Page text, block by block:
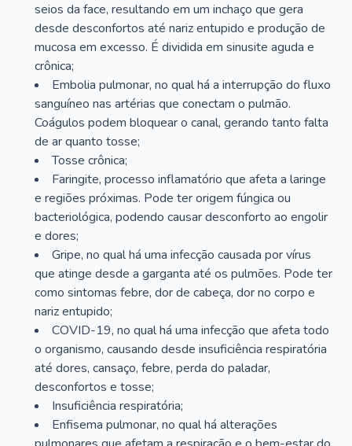
seios da face, resultando em um inchaço que gera
desde desconfortos até nariz entupido e produção de
mucosa em excesso. É dividida em sinusite aguda e
crônica;
Embolia pulmonar, no qual há a interrupção do fluxo
sanguíneo nas artérias que conectam o pulmão.
Coágulos podem bloquear o canal, gerando tanto falta
de ar quanto tosse;
Tosse crônica;
Faringite, processo inflamatório que afeta a laringe
e regiões próximas. Pode ter origem fúngica ou
bacteriológica, podendo causar desconforto ao engolir
e dores;
Gripe, no qual há uma infecção causada por vírus
que atinge desde a garganta até os pulmões. Pode ter
como sintomas febre, dor de cabeça, dor no corpo e
nariz entupido;
COVID-19, no qual há uma infecção que afeta todo
o organismo, causando desde insuficiência respiratória
até dores, cansaço, febre, perda do paladar,
desconfortos e tosse;
Insuficiência respiratória;
Enfisema pulmonar, no qual há alterações